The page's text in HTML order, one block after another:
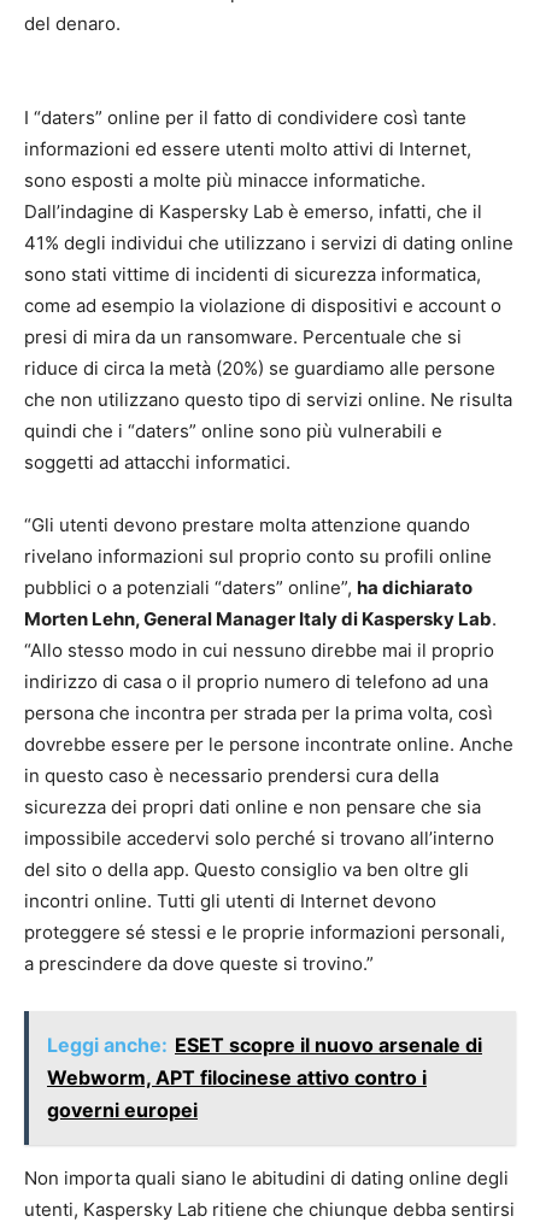
del denaro.
I “daters” online per il fatto di condividere così tante
informazioni ed essere utenti molto attivi di Internet,
sono esposti a molte più minacce informatiche.
Dall’indagine di Kaspersky Lab è emerso, infatti, che il
41% degli individui che utilizzano i servizi di dating online
sono stati vittime di incidenti di sicurezza informatica,
come ad esempio la violazione di dispositivi e account o
presi di mira da un ransomware. Percentuale che si
riduce di circa la metà (20%) se guardiamo alle persone
che non utilizzano questo tipo di servizi online. Ne risulta
quindi che i “daters” online sono più vulnerabili e
soggetti ad attacchi informatici.
“Gli utenti devono prestare molta attenzione quando
rivelano informazioni sul proprio conto su profili online
pubblici o a potenziali “daters” online”, ha dichiarato
Morten Lehn, General Manager Italy di Kaspersky Lab.
“Allo stesso modo in cui nessuno direbbe mai il proprio
indirizzo di casa o il proprio numero di telefono ad una
persona che incontra per strada per la prima volta, così
dovrebbe essere per le persone incontrate online. Anche
in questo caso è necessario prendersi cura della
sicurezza dei propri dati online e non pensare che sia
impossibile accedervi solo perché si trovano all’interno
del sito o della app. Questo consiglio va ben oltre gli
incontri online. Tutti gli utenti di Internet devono
proteggere sé stessi e le proprie informazioni personali,
a prescindere da dove queste si trovino.”
Leggi anche: ESET scopre il nuovo arsenale di
Webworm, APT filocinese attivo contro i
governi europei
Non importa quali siano le abitudini di dating online degli
utenti, Kaspersky Lab ritiene che chiunque debba sentirsi